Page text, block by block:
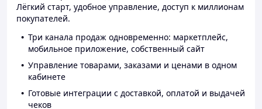
Лёгкий старт, удобное управление, доступ к миллионам
покупателей.
Три канала продаж одновременно: маркетплейс,
мобильное приложение, собственный сайт
Управление товарами, заказами и ценами в одном
кабинете
Готовые интеграции с доставкой, оплатой и выдачей
чеков